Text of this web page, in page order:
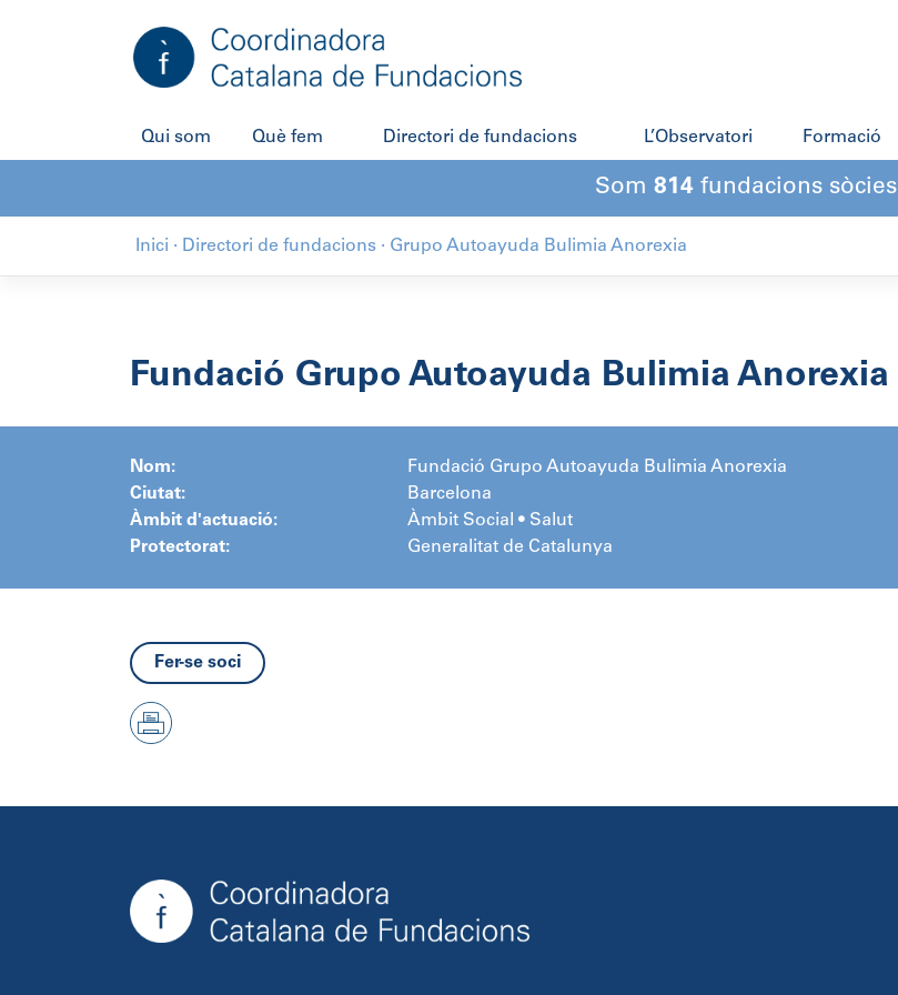
Qui som Què fem Directori de fundacions L’Observatori Formació
Som 814 fundacions sòcies
Inici · Directori de fundacions · Grupo Autoayuda Bulimia Anorexia
Fundació Grupo Autoayuda Bulimia Anorexia
Nom:
Fundació Grupo Autoayuda Bulimia Anorexia
Ciutat:
Barcelona
Àmbit d'actuació:
Àmbit Social • Salut
Protectorat:
Generalitat de Catalunya
Fer-se soci